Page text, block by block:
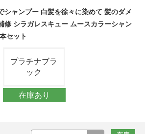
シャンプー 白髪を徐々に染めて 髪のダメ
修 シラガレスキュー ムースカラーシャン
セット
プラチナブラ
ック
在庫あり